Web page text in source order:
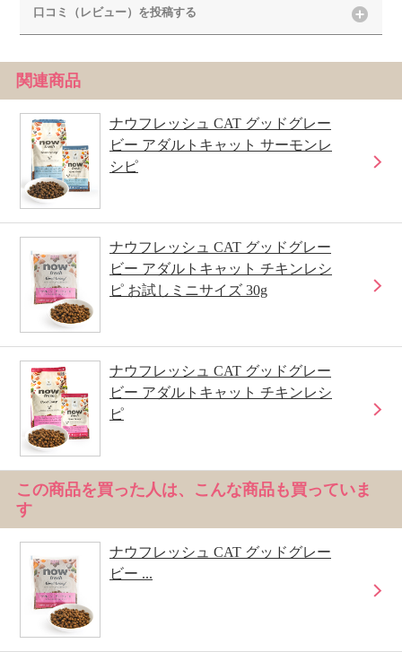
口コミ（レビュー）を投稿する
関連商品
ナウフレッシュ CAT グッドグレー
ビー アダルトキャット サーモンレ
シピ
ナウフレッシュ CAT グッドグレー
ビー アダルトキャット チキンレシ
ピ お試しミニサイズ 30g
ナウフレッシュ CAT グッドグレー
ビー アダルトキャット チキンレシ
ピ
この商品を買った人は、こんな商品も買っていま
す
ナウフレッシュ CAT グッドグレー
ビー ...